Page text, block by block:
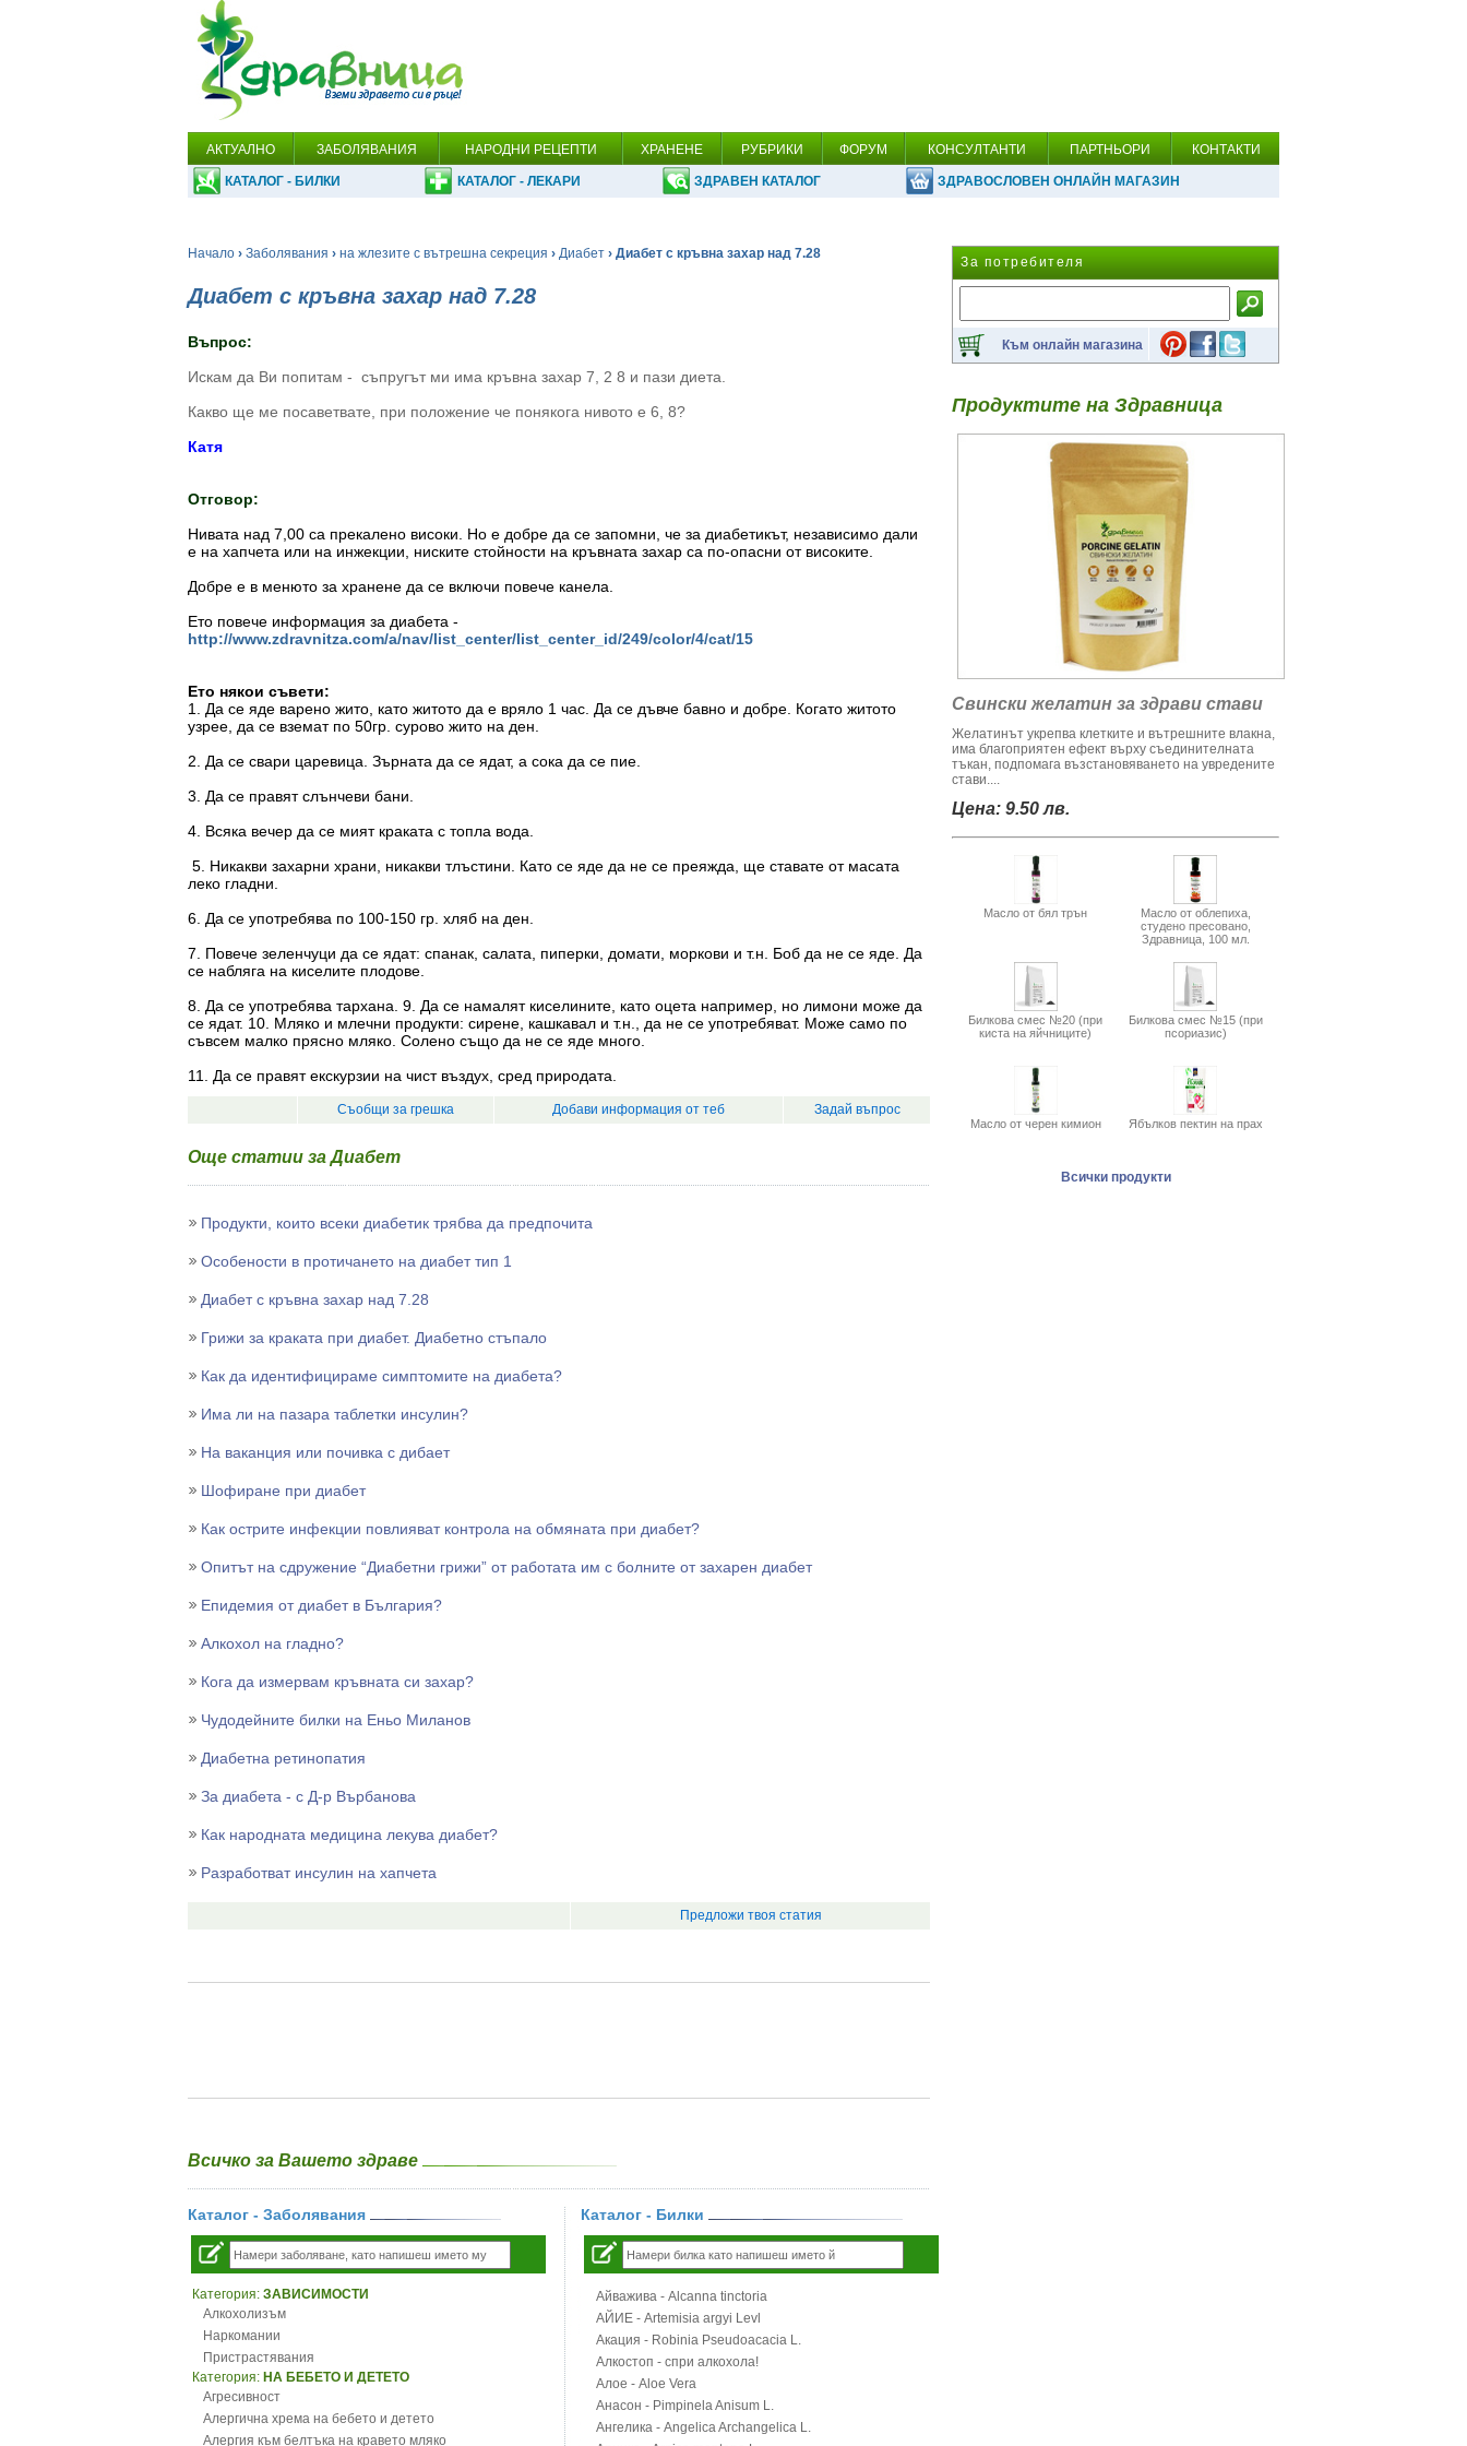
АКТУАЛНО ЗАБОЛЯВАНИЯ НАРОДНИ РЕЦЕПТИ ХРАНЕНЕ РУБРИКИ ФОРУМ КОНСУЛТАНТИ ПАРТНЬОРИ КОНТАКТИ
КАТАЛОГ - БИЛКИ КАТАЛОГ - ЛЕКАРИ ЗДРАВЕН КАТАЛОГ ЗДРАВОСЛОВЕН ОНЛАЙН МАГАЗИН
Начало › Заболявания › на жлезите с вътрешна секреция › Диабет › Диабет с кръвна захар над 7.28
Диабет с кръвна захар над 7.28
Въпрос:
Искам да Ви попитам - съпругът ми има кръвна захар 7, 2 8 и пази диета.
Какво ще ме посаветвате, при положение че понякога нивото е 6, 8?
Катя
Отговор:
Нивата над 7,00 са прекалено високи. Но е добре да се запомни, че за диабетикът, независимо дали
е на хапчета или на инжекции, ниските стойности на кръвната захар са по-опасни от високите.
Добре е в менюто за хранене да се включи повече канела.
Ето повече информация за диабета -
http://www.zdravnitza.com/a/nav/list_center/list_center_id/249/color/4/cat/15
Ето някои съвети:
1. Да се яде варено жито, като житото да е вряло 1 час. Да се дъвче бавно и добре. Когато житото
узрее, да се вземат по 50гр. сурово жито на ден.
2. Да се свари царевица. Зърната да се ядат, а сока да се пие.
3. Да се правят слънчеви бани.
4. Всяка вечер да се мият краката с топла вода.
5. Никакви захарни храни, никакви тлъстини. Като се яде да не се преяжда, ще ставате от масата
леко гладни.
6. Да се употребява по 100-150 гр. хляб на ден.
7. Повече зеленчуци да се ядат: спанак, салата, пиперки, домати, моркови и т.н. Боб да не се яде. Да
се набляга на киселите плодове.
8. Да се употребява тархана. 9. Да се намалят киселините, като оцета например, но лимони може да
се ядат. 10. Мляко и млечни продукти: сирене, кашкавал и т.н., да не се употребяват. Може само по
съвсем малко прясно мляко. Солено също да не се яде много.
11. Да се правят екскурзии на чист въздух, сред природата.
Съобщи за грешка Добави информация от теб Задай въпрос
Още статии за Диабет
Продукти, които всеки диабетик трябва да предпочита
Особености в протичането на диабет тип 1
Диабет с кръвна захар над 7.28
Грижи за краката при диабет. Диабетно стъпало
Как да идентифицираме симптомите на диабета?
Има ли на пазара таблетки инсулин?
На ваканция или почивка с дибает
Шофиране при диабет
Как острите инфекции повлияват контрола на обмяната при диабет?
Опитът на сдружение “Диабетни грижи” от работата им с болните от захарен диабет
Епидемия от диабет в България?
Алкохол на гладно?
Кога да измервам кръвната си захар?
Чудодейните билки на Еньо Миланов
Диабетна ретинопатия
За диабета - с Д-р Върбанова
Как народната медицина лекува диабет?
Разработват инсулин на хапчета
Предложи твоя статия
Всичко за Вашето здраве
Каталог - Заболявания
Категория: ЗАВИСИМОСТИ
Алкохолизъм
Наркомании
Пристрастявания
Категория: НА БЕБЕТО И ДЕТЕТО
Агресивност
Алергична хрема на бебето и детето
Алергия към белтъка на кравето мляко
Каталог - Билки
Айважива - Alcanna tinctoria
АЙИЕ - Artemisia argyi Levl
Акация - Robinia Pseudoacacia L.
Алкостоп - спри алкохола!
Алое - Aloe Vera
Анасон - Pimpinela Anisum L.
Ангелика - Angelica Archangelica L.
За потребителя
Към онлайн магазина
Продуктите на Здравница
Свински желатин за здрави стави
Желатинът укрепва клетките и вътрешните влакна,
има благоприятен ефект върху съединителната
тъкан, подпомага възстановяването на увредените
стави....
Цена: 9.50 лв.
Масло от бял трън
Масло от облепиха,
студено пресовано,
Здравница, 100 мл.
Билкова смес №20 (при
киста на яйчниците)
Билкова смес №15 (при
псориазис)
Масло от черен кимион Ябълков пектин на прах
Всички продукти